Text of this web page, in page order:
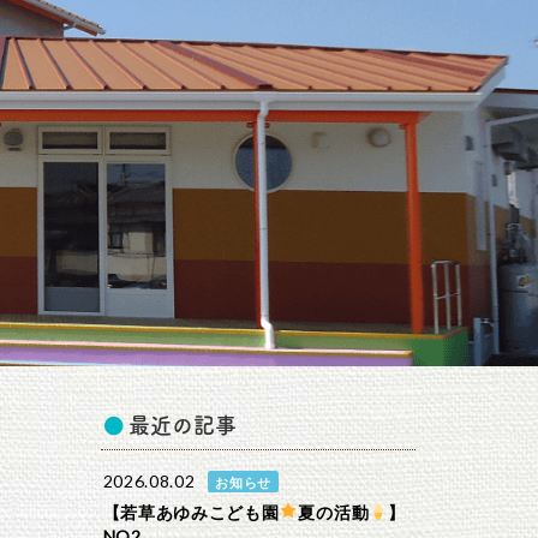
最近の記事
2026.08.02 お知らせ
【若草あゆみこども園 夏の活動
】